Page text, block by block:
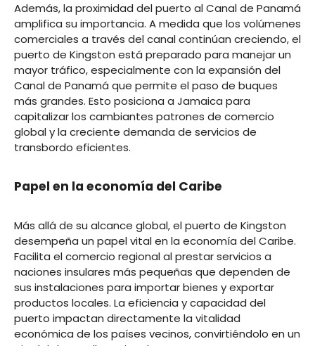
Además, la proximidad del puerto al Canal de Panamá
amplifica su importancia. A medida que los volúmenes
comerciales a través del canal continúan creciendo, el
puerto de Kingston está preparado para manejar un
mayor tráfico, especialmente con la expansión del
Canal de Panamá que permite el paso de buques
más grandes. Esto posiciona a Jamaica para
capitalizar los cambiantes patrones de comercio
global y la creciente demanda de servicios de
transbordo eficientes.
Papel en la economía del Caribe
Más allá de su alcance global, el puerto de Kingston
desempeña un papel vital en la economía del Caribe.
Facilita el comercio regional al prestar servicios a
naciones insulares más pequeñas que dependen de
sus instalaciones para importar bienes y exportar
productos locales. La eficiencia y capacidad del
puerto impactan directamente la vitalidad
económica de los países vecinos, convirtiéndolo en un